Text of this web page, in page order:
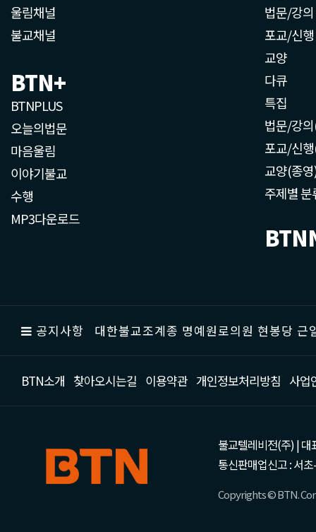
울림채널
불교채널
BTN+
BTNPLUS
오늘의법문
마음울림
이야기불교
수행
MP3다운로드
법문/강의
포교/신행
교양
다큐
특집
법문/강
포교/신
교양(종
주제별 분
공지사항 대한불교조계종 명예원로의원 현봉당
BTN소개 찾아오시는길 이용약관 개인정보처리방침 사업
불교텔레비전(주) | 대
통신판매업신고 : 서
Copyrights © BTN.